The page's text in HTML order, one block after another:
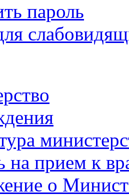
пароль
на прием к
о